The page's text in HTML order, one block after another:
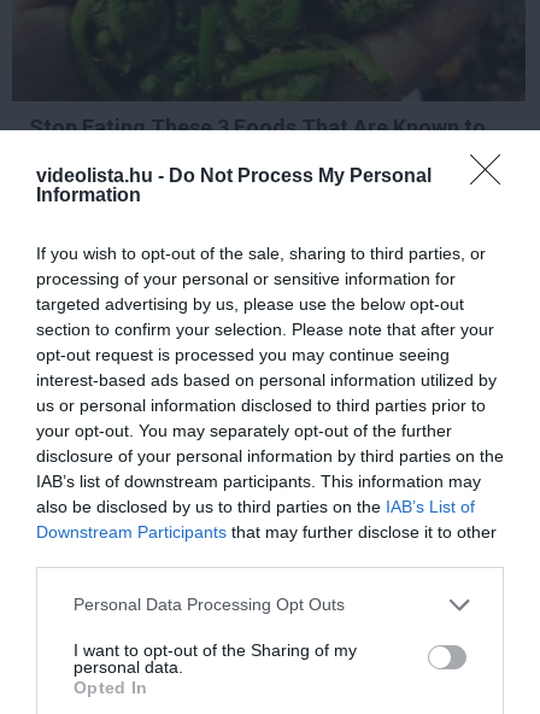
videolista.hu - Do Not Process My Personal
Information
If you wish to opt-out of the sale, sharing to third parties, or
processing of your personal or sensitive information for
targeted advertising by us, please use the below opt-out
section to confirm your selection. Please note that after your
opt-out request is processed you may continue seeing
interest-based ads based on personal information utilized by
us or personal information disclosed to third parties prior to
your opt-out. You may separately opt-out of the further
disclosure of your personal information by third parties on the
IAB’s list of downstream participants. This information may
also be disclosed by us to third parties on the IAB’s List of
Downstream Participants that may further disclose it to other
Please note that this website/app uses one or more Google
not limited to your visit or usage behaviour. You may click to
grant or deny consent to Google and its third-party tags to
use your data for below specified purposes in below Google
Personal Data Processing Opt Outs
I want to opt-out of the Sharing of my
personal data.
Opted In
Stop Eating These 3 Foods That Are Known to
More
161 139
This Simple Trick Removes All Parasites From